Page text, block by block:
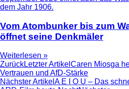
Vom Atombunker bis zum
öffnet seine Denkmäler
Weiterlesen »
ZurückLetzter Artikel Caren Miosga
Vertrauen und AfD-Stärke
Nächster Artikel A E I O U – Das